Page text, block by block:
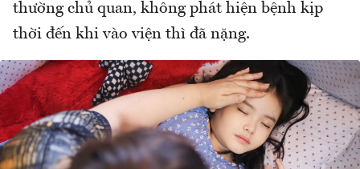
thường chủ quan, không phát hiện bệnh kịp
thời đến khi vào viện thì đã nặng.